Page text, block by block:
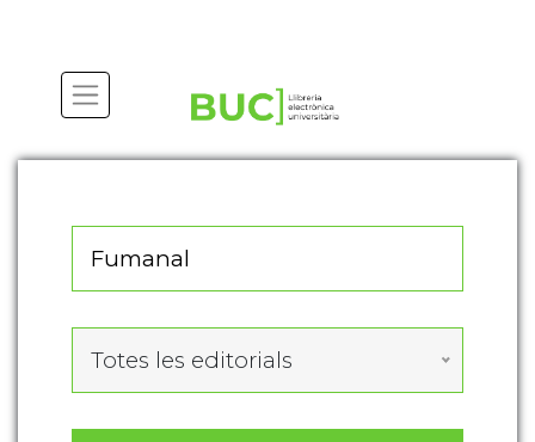
Totes les editorials